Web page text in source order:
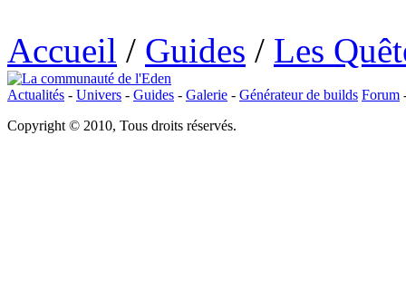
Accueil / Guides / Les
Actualités - Univers - Guides - Galerie - Générateur de builds Forum
Copyright © 2010, Tous droits réservés.